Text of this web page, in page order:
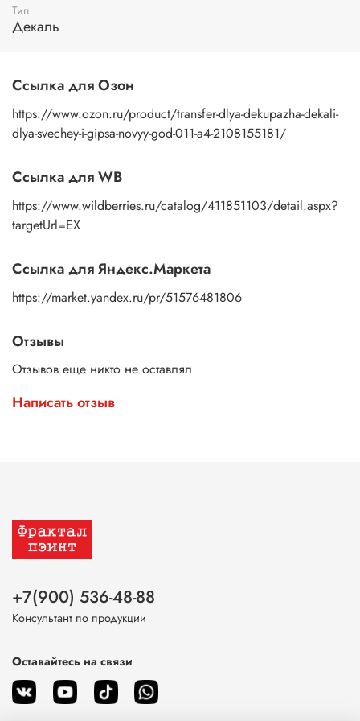
пальцами бумажную основу, сдвигаете ее на себя.
Рисунок остается на изделии. Сразу после нанесения
изображение любым покрывным лаком. Отлично
подойдет акриловый лак на водной основе, матовый,
глянцевый, полуглянцевый.
Тип
Декаль
Ссылка для Озон
https://www.ozon.ru/product/transfer-dlya-dekupazha-dekali-
dlya-svechey-i-gipsa-novyy-god-011-a4-2108155181/
Ссылка для WB
https://www.wildberries.ru/catalog/411851103/detail.aspx?
targetUrl=EX
Ссылка для Яндекс.Маркета
https://market.yandex.ru/pr/51576481806
Отзывы
Отзывов еще никто не оставлял
Написать отзыв
+7(900) 536-48-88
Консультант по продукции
Оставайтесь на связи